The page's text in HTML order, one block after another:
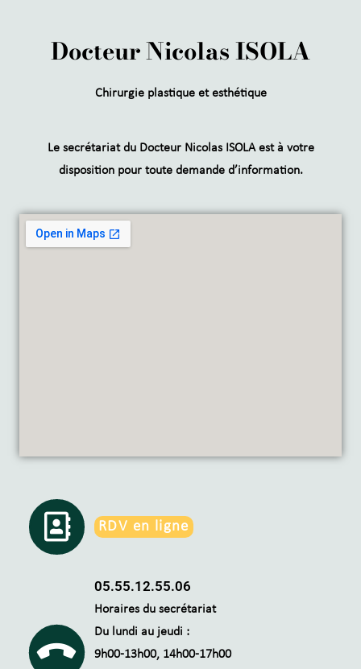
Docteur Nicolas ISOLA
Chirurgie plastique et esthétique
Le secrétariat du Docteur Nicolas ISOLA est à votre
disposition pour toute demande d’information.
RDV en ligne
05.55.12.55.06
Horaires du secrétariat
Du lundi au jeudi :
9h00-13h00, 14h00-17h00